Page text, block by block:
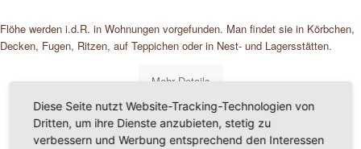
Flöhe werden i.d.R. in Wohnungen vorgefunden. Man findet sie in Körbchen,
Decken, Fugen, Ritzen, auf Teppichen oder in Nest- und Lagersstätten.
Mehr Details
Diese Seite nutzt Website-Tracking-Technologien von
Dritten, um ihre Dienste anzubieten, stetig zu
verbessern und Werbung entsprechend den Interessen